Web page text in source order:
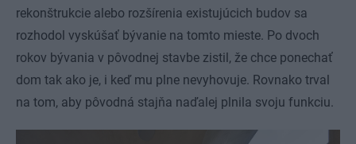
rekonštrukcie alebo rozšírenia existujúcich budov sa
rozhodol vyskúšať bývanie na tomto mieste. Po dvoch
rokov bývania v pôvodnej stavbe zistil, že chce ponechať
dom tak ako je, i keď mu plne nevyhovuje. Rovnako trval
na tom, aby pôvodná stajňa naďalej plnila svoju funkciu.